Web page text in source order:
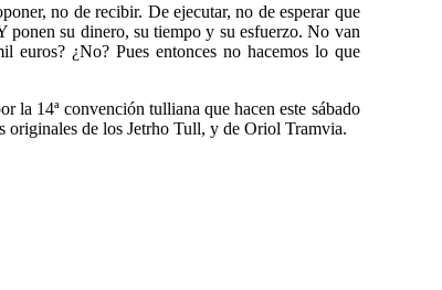
no de recibir. De ejecutar, no de esperar que
ponen su dinero, su tiempo y su esfuerzo. No van
euros? ¿No? Pues entonces no hacemos lo que
la 14ª convención tulliana que hacen este sábado
originales de los Jetrho Tull, y de Oriol Tramvia.